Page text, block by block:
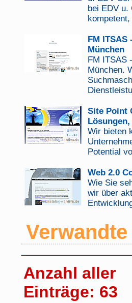
bei EDV u.
FM
München
FM ITSAS
München.
Site Point
Wir bieten
Potential
Web 2.0
Wie Sie
wir über
Anzahl aller
Einträge: 63